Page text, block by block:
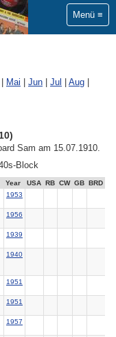
Menü
Mai Jun Jul Aug
Sam am 15.07.1910.
Block
Year USA RB CW GB
BRD
1953
1956
1939
1940
1951
1951
1957